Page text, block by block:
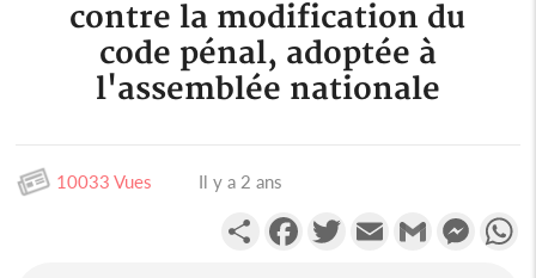
contre la modification du
code pénal, adoptée à
l'assemblée nationale
10033 Vues Il y a 2 ans
PartagerFacebookTwitterEmail Gmail